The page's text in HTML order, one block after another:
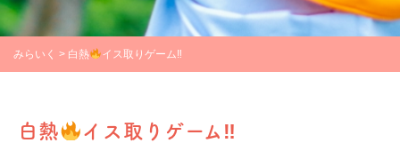
みらいく > 白熱 イス取りゲーム‼︎
白熱 イス取りゲーム‼︎